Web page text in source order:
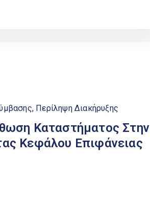
, Περίληψη Διακήρυξης
Καταστήματος Στην
Κεφάλου Επιφάνειας